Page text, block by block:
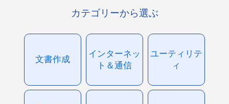
カテゴリーから選ぶ
文書作成
インターネッ
ト＆通信
ユーティリテ
ィ